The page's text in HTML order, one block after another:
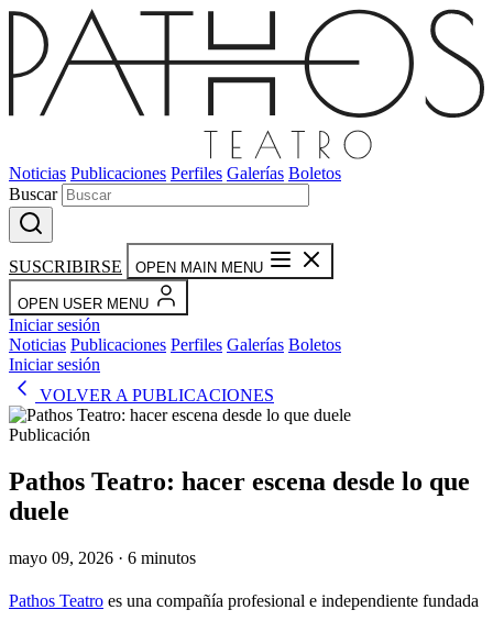
Noticias Publicaciones Perfiles Galerías Boletos
Buscar
SUSCRIBIRSE OPEN MAIN MENU
OPEN USER MENU
Iniciar sesión
Noticias Publicaciones Perfiles Galerías Boletos
Iniciar sesión
VOLVER A PUBLICACIONES
Publicación
Pathos Teatro: hacer escena desde lo que
duele
mayo 09, 2026 · 6 minutos
Pathos Teatro es una compañía profesional e independiente fundada